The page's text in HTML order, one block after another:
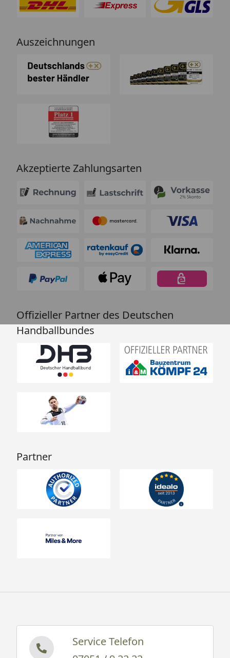
Auszeichnungen
Akzeptierte Zahlungsarten
Offizieller Partner des Deutschen
Handballbundes
Partner
Service Telefon